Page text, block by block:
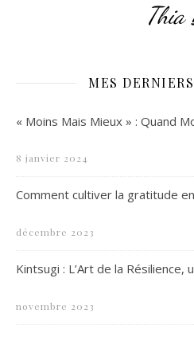
Thia
MES
« Moins Mais Mieux » : Quand
8 janvier 2024
Comment cultiver la gratitude
décembre 2023
Kintsugi : L’Art de la Résilience,
novembre 2023